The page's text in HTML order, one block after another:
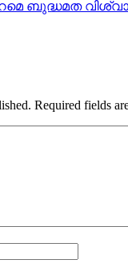
ബുദ്ധമത
Required fields